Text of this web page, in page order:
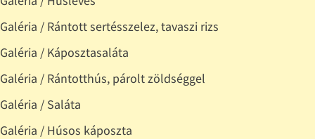
Galéria / Rántott sertésszelez, tavaszi rizs
Galéria / Káposztasaláta
Galéria / Rántotthús, párolt zöldséggel
Galéria / Saláta
Galéria / Húsos káposzta